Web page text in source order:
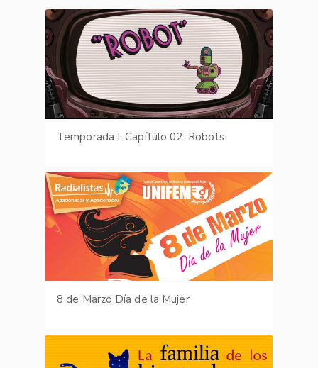
Temporada I. Capítulo 02: Robots
8 de Marzo Día de la Mujer